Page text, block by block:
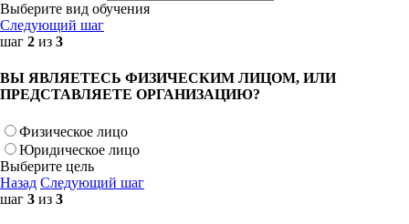
Выберите вид обучения
Следующий шаг
шаг 2 из 3
ВЫ ЯВЛЯЕТЕСЬ ФИЗИЧЕСКИМ ЛИЦОМ, ИЛИ
ПРЕДСТАВЛЯЕТЕ ОРГАНИЗАЦИЮ?
Физическое лицо
Юридическое лицо
Выберите цель
Назад Следующий шаг
шаг 3 из 3